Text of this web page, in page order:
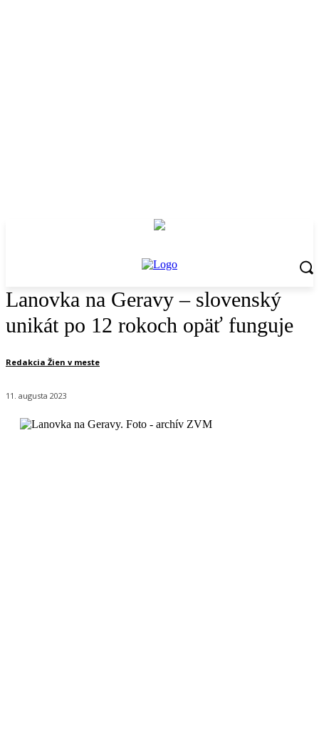
Lanovka na Geravy – slovenský
unikát po 12 rokoch opäť funguje
Redakcia Žien v meste
11. augusta 2023